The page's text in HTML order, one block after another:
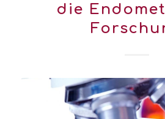
die